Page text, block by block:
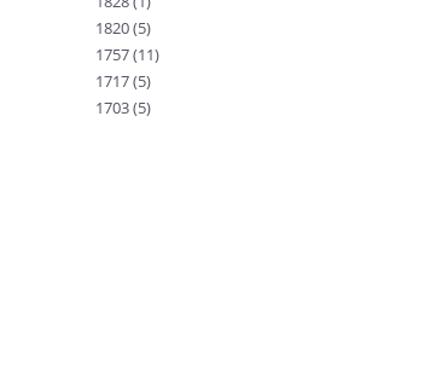
1820 (5)
1757 (11)
1717 (5)
1703 (5)